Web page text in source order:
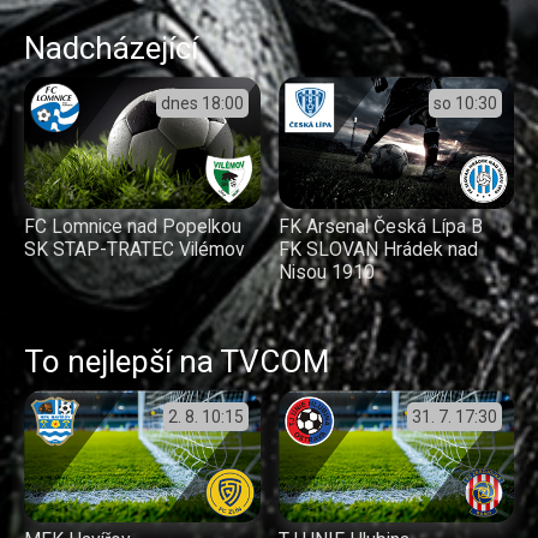
Nadcházející
dnes 18:00
FC Lomnice nad Popelkou
SK STAP-TRATEC Vilémov
so 10:30
FK Arsenal Česká Lípa B
FK SLOVAN Hrádek nad
Nisou 1910
To nejlepší na TVCOM
2. 8. 10:15 31. 7. 17:30